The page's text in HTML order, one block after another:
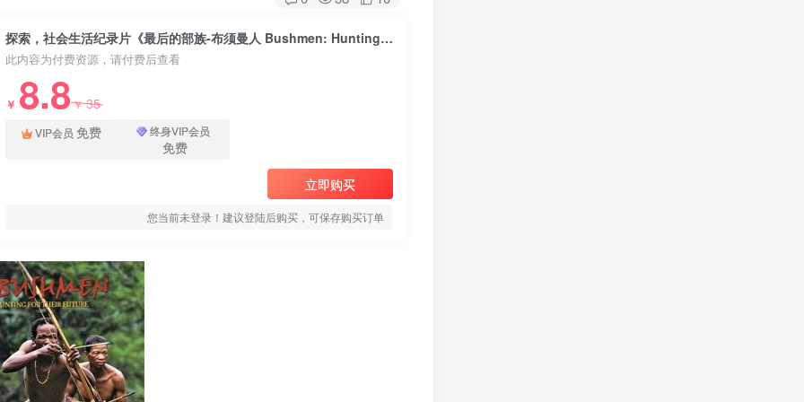
探索，社会生活纪录片《最后的部族-布须曼人 Bushmen: Hunting for Their Future》下载
此内容为付费资源，请付费后查看
￥ 8.8￥35
VIP会员 免费 终身VIP会员
免费
立即购买
您当前未登录！建议登陆后购买，可保存购买订单